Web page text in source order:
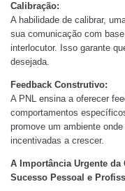
Calibração:
A habilidade de calibrar,
sua comunicação com
interlocutor. Isso garante
desejada.
Feedback Construtivo:
A PNL ensina a oferecer
comportamentos
promove um ambiente
incentivadas a crescer.
A Importância Urgente da
Sucesso Pessoal e